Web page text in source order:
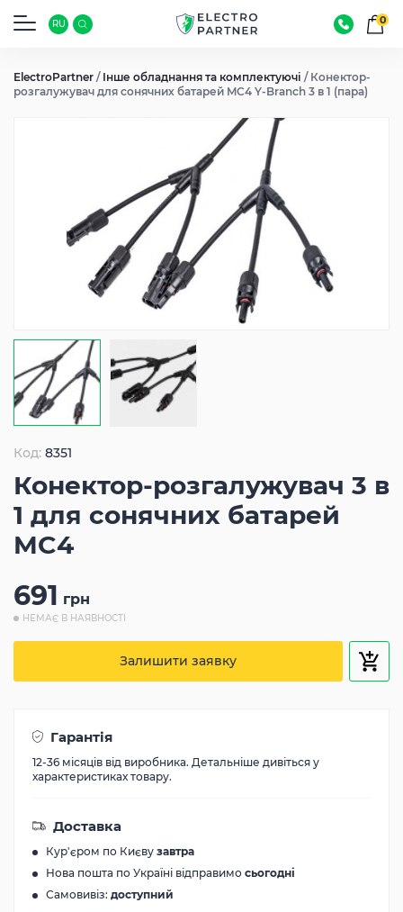
RU 0
ElectroPartner / Інше обладнання та комплектуючі / Конектор-
розгалужувач для сонячних батарей MC4 Y-Branch 3 в 1 (пара)
Код: 8351
Конектор-розгалужувач 3 в
1 для сонячних батарей
MC4
691 грн
НЕМАЄ В НАЯВНОСТІ
Залишити заявку
Гарантія
12-36 місяців від виробника. Детальніше дивіться у
характеристиках товару.
Доставка
Кур'єром по Києву завтра
Нова пошта по Україні відправимо сьогодні
Самовивіз: доступний